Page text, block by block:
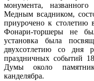
монумента,
Медным всадником,
приурочено к столетию
Фонари-торшеры не
установка была
двухсотлетию со дня
праздничных событий
Думы около
канделябра.